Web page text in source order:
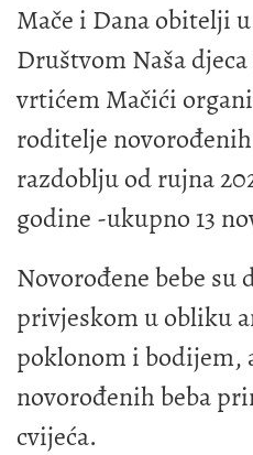
Mače i Dana obitelji
Društvom Naša
vrtićem Mačići
roditelje
razdoblju od rujna
godine -ukupno 13
Novorođene bebe su
privjeskom u obliku
poklonom i bodijem,
novorođenih beba
cvijeća.